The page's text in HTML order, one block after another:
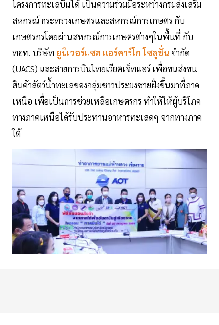
โครงการทะเลบินได้ เป็นความร่วมมือระหว่างกรมส่งเสริม
สหกรณ์ กระทรวงเกษตรและสหกรณ์การเกษตร กับ
เกษตรกรโดยผ่านสหกรณ์การเกษตรต่างๆในพื้นที่ กับ
ทอท. บริษัท ยูนิเวอร์แซล แอร์คาร์โก โซลูชั่น จำกัด
(UACS) และสายการบินไทยเวียตเจ็ทแอร์ เพื่อขนส่งขน
สินค้าสัตว์นํ้าทะเลของกลุ่มชาวประมงชายฝั่งขึ้นมาที่ภาค
เหนือ เพื่อเป็นการช่วยเหลือเกษตรกร ทำให้ให้ผู้บริโภค
ทางภาคเหนือได้รับประทานอาหารทะเสดๆ จากทางภาค
ใต้